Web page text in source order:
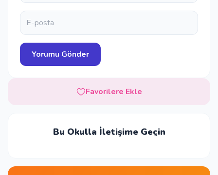
Favorilere Ekle
Bu Okulla İletişime Geçin